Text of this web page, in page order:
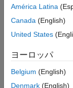
América Latina
Canada (English)
United States
ヨーロッパ
Belgium (English)
Denmark (English)
トラストセンター